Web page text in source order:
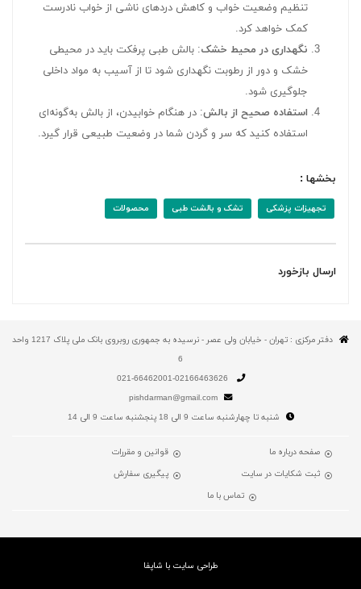
تنظیم وضعیت خواب و کاهش دردهای ناشی از خواب نادرست
کمک خواهد کرد.
نگهداری در محیط خشک: بالش طبی پرفکت باید در محیطی
خشک و دور از رطوبت نگهداری شود تا از آسیب به مواد داخلی
جلوگیری شود.
استفاده صحیح از بالش: در هنگام خوابیدن، از بالش به‌گونه‌ای
استفاده کنید که سر و گردن شما در وضعیت طبیعی قرار گیرد.
بخشها :
تجهیزات پزشکی تشک و بالشت طبی محصولات
ارسال بازخورد
دفتر مرکزی : تهران - خیابان ولی عصر - نرسیده به جمهوری روبروی بانک ملی پلاک 1217 واحد
6
pishdarman@gmail.com
شنبه تا چهارشنبه ساعت 9 الی 18 پنجشنبه ساعت 9 الی 14
صفحه درباره ما
قوانین و مقررات
ثبت شکایات در سایت
پیگیری سفارش
تماس با ما
طراحی سایت با شاپفا